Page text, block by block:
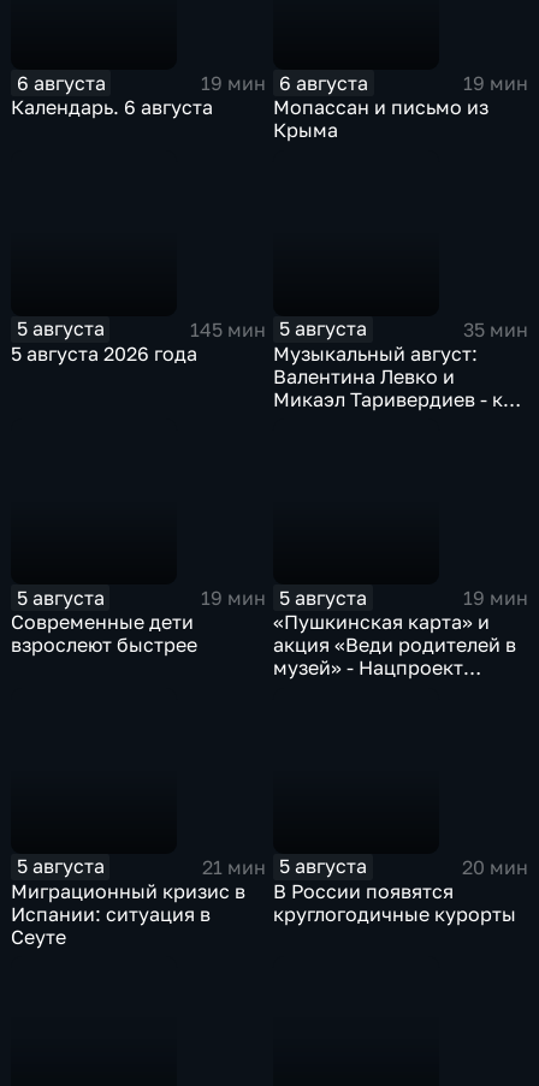
6 августа
19 мин
Календарь. 6 августа
6 августа
19 мин
Мопассан и письмо из
Крыма
5 августа
145 мин
5 августа 2026 года
5 августа
35 мин
Музыкальный август:
Валентина Левко и
Микаэл Таривердиев - как
5 августа
19 мин
Современные дети
взрослеют быстрее
5 августа
19 мин
«Пушкинская карта» и
акция «Веди родителей в
музей» - Нацпроект
5 августа
21 мин
Миграционный кризис в
Испании: ситуация в
Сеуте
5 августа
20 мин
В России появятся
круглогодичные курорты